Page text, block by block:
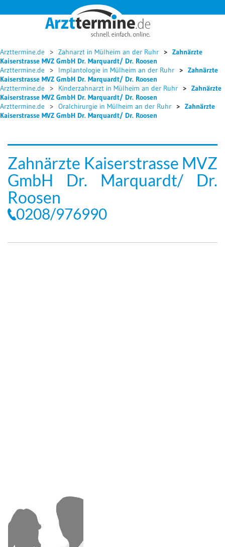




Arzttermine.de Zahnarzt in Mülheim an der Ruhr
Zahnärzte
Kaiserstrasse MVZ GmbH Dr. Marquardt/ Dr. Roosen
Arzttermine.de
Implantologie in Mülheim an der Ruhr
Zahnärzte
Kaiserstrasse MVZ GmbH Dr. Marquardt/ Dr. Roosen
Arzttermine.de
Kinderzahnarzt in Mülheim an der Ruhr
Zahnärzte
Kaiserstrasse MVZ GmbH Dr. Marquardt/ Dr. Roosen
Arzttermine.de
Oralchirurgie in Mülheim an der Ruhr
Zahnärzte
Kaiserstrasse MVZ GmbH Dr. Marquardt/ Dr. Roosen
Zahnärzte Kaiserstrasse MVZ
GmbH Dr. Marquardt/ Dr.
Roosen
0208/976990